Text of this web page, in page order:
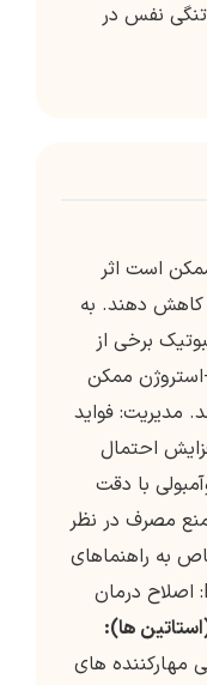
نفس در
است اثر
کاهش دهند. به
برخی از
استروژن ممکن
مدیریت: فواید
احتمال
با دقت
مصرف در نظر
به راهنماهای
های